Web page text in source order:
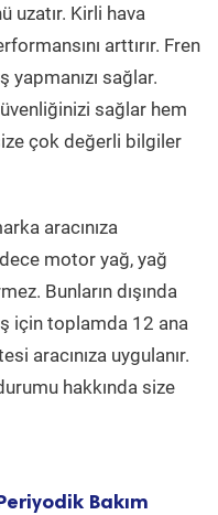
uzatır. Kirli hava
arttırır. Fren
yapmanızı sağlar.
sağlar hem
çok değerli bilgiler
aracınıza
motor yağ, yağ
Bunların dışında
için toplamda 12 ana
aracınıza uygulanır.
hakkında size
Bakım